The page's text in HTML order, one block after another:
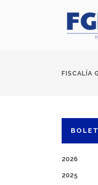
FISCALÍA
2026
2025